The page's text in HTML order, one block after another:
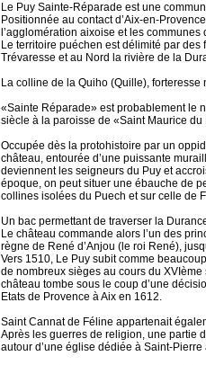
Le Puy Sainte-Réparade est une
Positionnée au contact d’Aix-en-
l’agglomération aixoise et les communes
Le territoire puéchen est délimité par
Trévaresse et au Nord la rivière de la
La colline de la Quiho (Quille),
«Sainte Réparade» est probablement le
siècle à la paroisse de «Saint Maurice du
Occupée dès la protohistoire par un
château, entourée d’une puissante
deviennent les seigneurs du Puy et
époque, on peut situer une ébauche de
collines isolées du Puech et sur celle de
Un bac permettant de traverser la
Le château commande alors l’un des
règne de René d’Anjou (le roi René),
Vers 1510, Le Puy subit comme
de nombreux sièges au cours du
château tombe sous le coup d’une
Etats de Provence à Aix en 1612.
Saint Cannat de Féline appartenait
Après les guerres de religion, une partie
autour d’une église dédiée à Saint-